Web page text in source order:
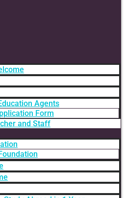
Agents
Form
and Staff